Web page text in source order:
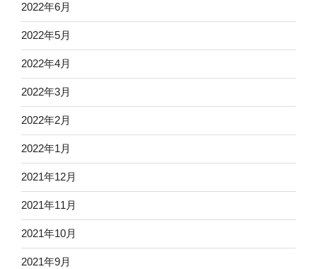
2022年6月
2022年5月
2022年4月
2022年3月
2022年2月
2022年1月
2021年12月
2021年11月
2021年10月
2021年9月